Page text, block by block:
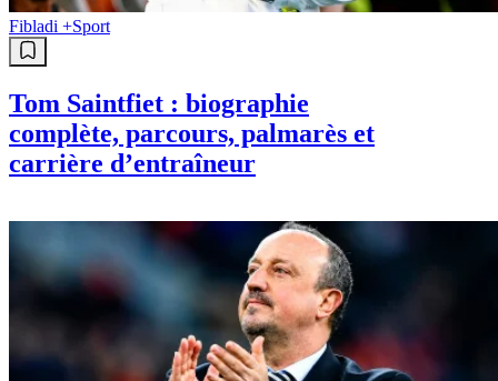
Fibladi +Sport
Tom Saintfiet : biographie
complète, parcours, palmarès et
carrière d’entraîneur